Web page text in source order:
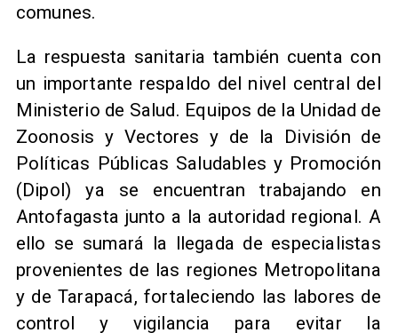
comunes.
La respuesta sanitaria también cuenta con
un importante respaldo del nivel central del
Ministerio de Salud. Equipos de la Unidad de
Zoonosis y Vectores y de la División de
Políticas Públicas Saludables y Promoción
(Dipol) ya se encuentran trabajando en
Antofagasta junto a la autoridad regional. A
ello se sumará la llegada de especialistas
provenientes de las regiones Metropolitana
y de Tarapacá, fortaleciendo las labores de
control y vigilancia para evitar la